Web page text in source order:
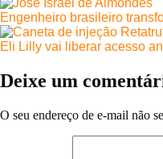
Engenheiro brasileiro
Eli Lilly vai liberar acesso
Deixe um
O seu endereço de e-mail não